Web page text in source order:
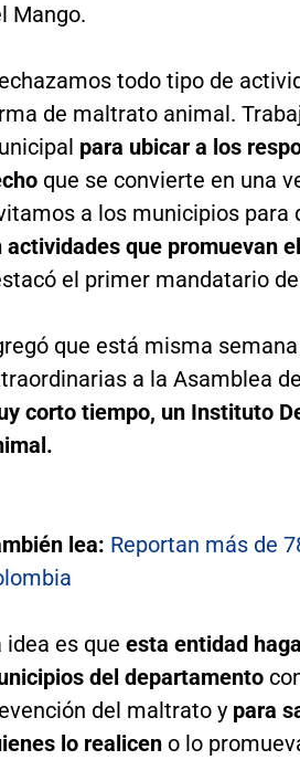
Mango.
todo tipo de
de maltrato animal.
para ubicar a los
que se convierte en una
a los municipios para
actividades que promuevan
el primer mandatario
que está misma
a la Asamblea
corto tiempo, un Instituto
lea: Reportan más de
idea es que esta entidad
del departamento
del maltrato ypara
lo realicen o lo